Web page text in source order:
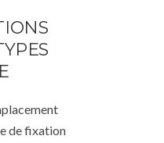
de fixation